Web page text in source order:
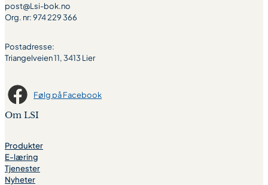
post@Lsi-bok.no
Org. nr: 974 229 366
Postadresse:
Triangelveien 11, 3413 Lier
Følg på Facebook
Om LSI
Produkter
E-læring
Tjenester
Nyheter